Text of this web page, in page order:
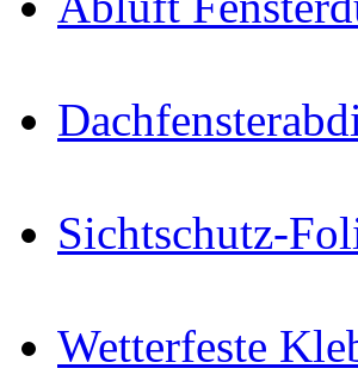
Sichtschutz-
Wetterfeste